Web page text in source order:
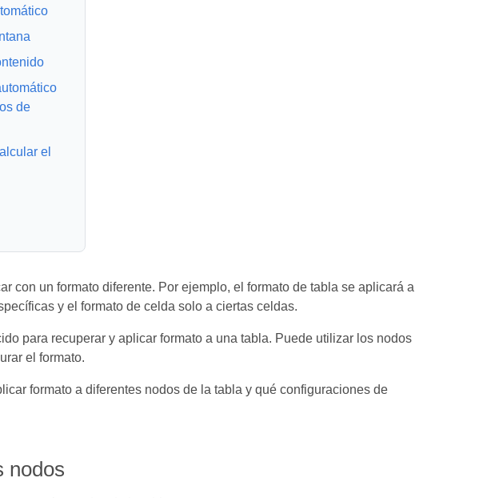
de
el
con un formato diferente. Por ejemplo, el formato de tabla se aplicará a
y el formato de celda solo a ciertas celdas.
para recuperar y aplicar formato a una tabla. Puede utilizar los nodos
el formato.
formato a diferentes nodos de la tabla y qué configuraciones de
nodos